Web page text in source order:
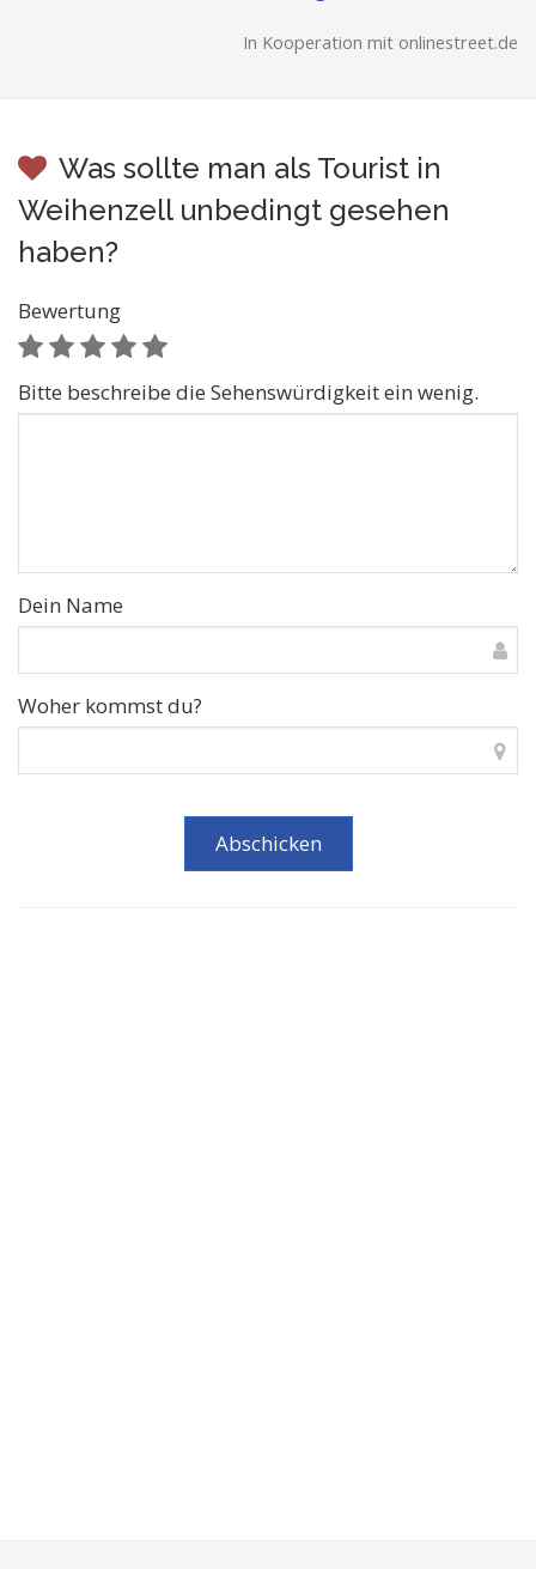
In Kooperation mit onlinestreet.de
Was sollte man als Tourist in
Weihenzell unbedingt gesehen
haben?
Bewertung
Bitte beschreibe die Sehenswürdigkeit ein wenig.
Dein Name
Woher kommst du?